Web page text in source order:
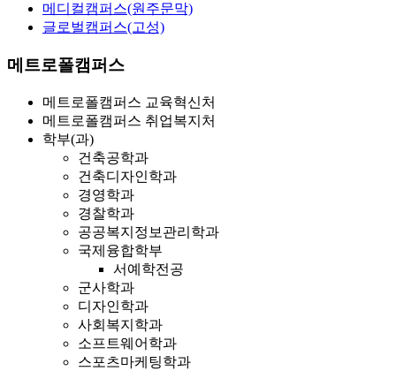
메디컬캠퍼스(원주문막)
글로벌캠퍼스(고성)
메트로폴캠퍼스
메트로폴캠퍼스 교육혁신처
메트로폴캠퍼스 취업복지처
학부(과)
건축공학과
건축디자인학과
경영학과
경찰학과
공공복지정보관리학과
국제융합학부
서예학전공
군사학과
디자인학과
사회복지학과
소프트웨어학과
스포츠마케팅학과